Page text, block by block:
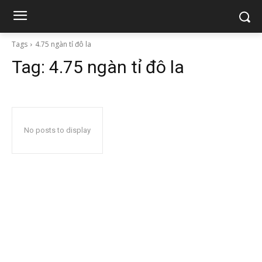
Tags 4.75 ngàn tỉ đô la
Tag: 4.75 ngàn tỉ đô la
No posts to display